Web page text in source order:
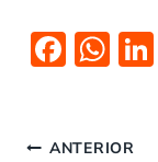
F W
ANTERIOR